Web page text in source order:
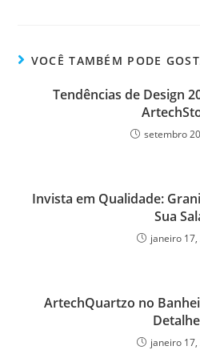
VOCÊ TAMBÉM PODE
Tendências de Design
setembro
Invista em Qualidade:
Sua
janeiro 17,
ArtechQuartzo no
janeiro 17,